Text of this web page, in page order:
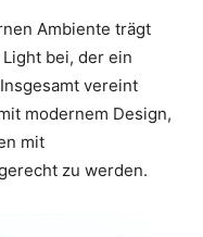
Ambiente trägt
bei, der ein
vereint
modernem Design,
mit
zu werden.